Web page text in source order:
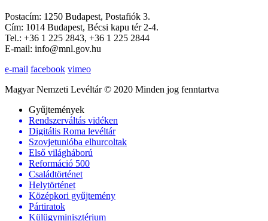
Postacím: 1250 Budapest, Postafiók 3.
Cím: 1014 Budapest, Bécsi kapu tér 2-4.
Tel.: +36 1 225 2843, +36 1 225 2844
E-mail: info@mnl.gov.hu
e-mail facebook vimeo
Magyar Nemzeti Levéltár © 2020 Minden jog fenntartva
Gyűjtemények
Rendszerváltás vidéken
Digitális Roma levéltár
Szovjetunióba elhurcoltak
Első világháború
Reformáció 500
Családtörténet
Helytörténet
Középkori gyűjtemény
Pártiratok
Külügyminisztérium